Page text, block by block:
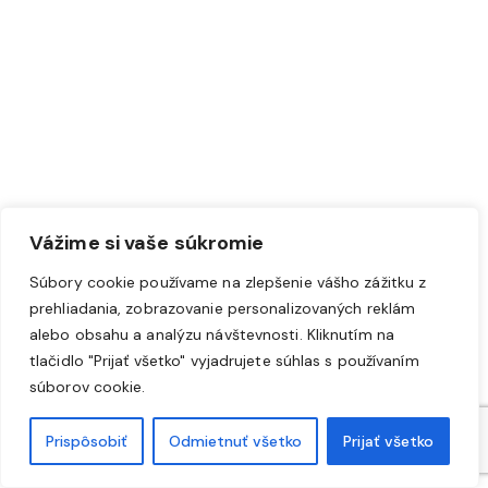
Vážime si vaše súkromie
Súbory cookie používame na zlepšenie vášho zážitku z
prehliadania, zobrazovanie personalizovaných reklám
alebo obsahu a analýzu návštevnosti. Kliknutím na
tlačidlo "Prijať všetko" vyjadrujete súhlas s používaním
súborov cookie.
Prispôsobiť Odmietnuť všetko Prijať všetko